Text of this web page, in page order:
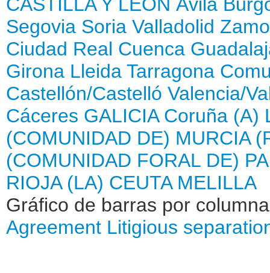
Segovia Soria Valladolid
Ciudad Real Cuenca
Girona Lleida Tarragona
Castellón/Castelló Valencia/
Cáceres GALICIA Coruña (A)
(COMUNIDAD DE) MURCIA
(COMUNIDAD FORAL DE)
RIOJA (LA) CEUTA MELILLA
Gráfico de barras por
Agreement Litigious